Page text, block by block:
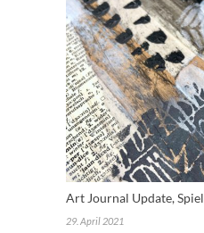
Art Journal Update,
29. April 2021